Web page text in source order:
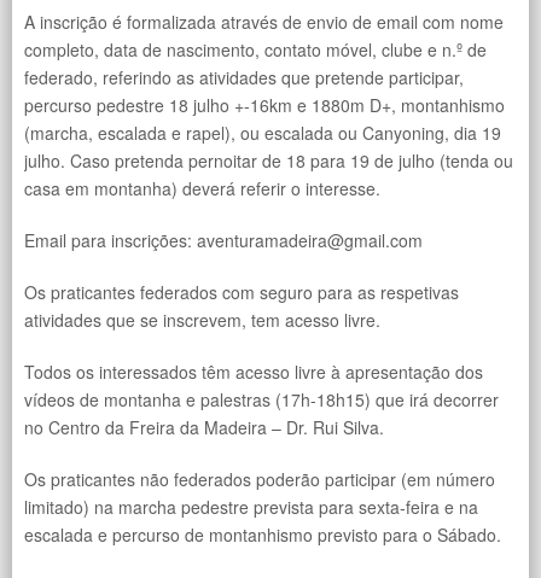
A inscrição é formalizada através de envio de email com nome
completo, data de nascimento, contato móvel, clube e n.º de
federado, referindo as atividades que pretende participar,
percurso pedestre 18 julho +-16km e 1880m D+, montanhismo
(marcha, escalada e rapel), ou escalada ou Canyoning, dia 19
julho. Caso pretenda pernoitar de 18 para 19 de julho (tenda ou
casa em montanha) deverá referir o interesse.
Email para inscrições: aventuramadeira@gmail.com
Os praticantes federados com seguro para as respetivas
atividades que se inscrevem, tem acesso livre.
Todos os interessados têm acesso livre à apresentação dos
vídeos de montanha e palestras (17h-18h15) que irá decorrer
no Centro da Freira da Madeira – Dr. Rui Silva.
Os praticantes não federados poderão participar (em número
limitado) na marcha pedestre prevista para sexta-feira e na
escalada e percurso de montanhismo previsto para o Sábado.